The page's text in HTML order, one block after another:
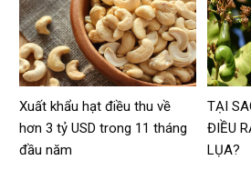
Xuất khẩu hạt điều thu về
hơn 3 tỷ USD trong 11 tháng
đầu năm
TẠI
ĐIỀU
LỤA?